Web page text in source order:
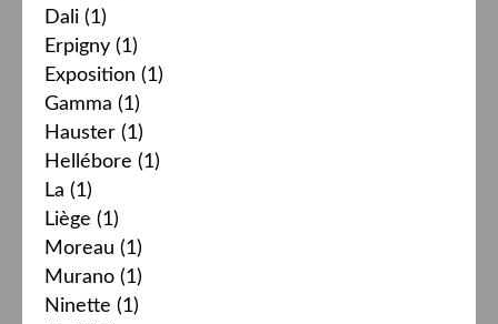
Dali (1)
Erpigny (1)
Exposition (1)
Gamma (1)
Hauster (1)
Hellébore (1)
La (1)
Liège (1)
Moreau (1)
Murano (1)
Ninette (1)